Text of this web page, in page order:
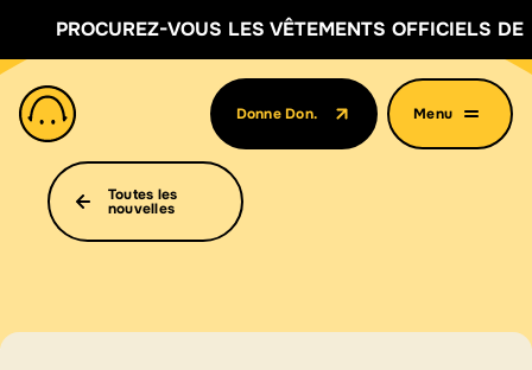
VOUS LES VÊTEMENTS OFFICIELS DE
Donne Don.
(Ouvre dans un nouvel onglet)
Menu
Toutes les
nouvelles